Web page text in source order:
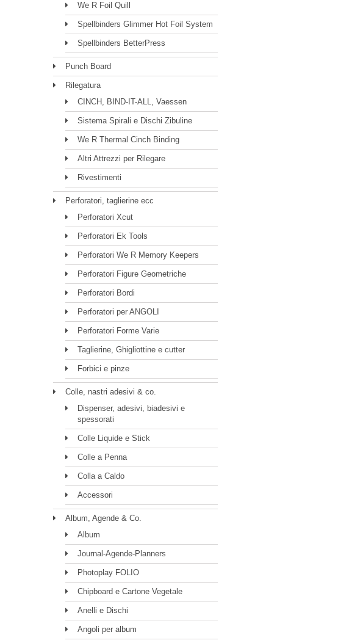
We R Foil Quill
Spellbinders Glimmer Hot Foil System
Spellbinders BetterPress
Punch Board
Rilegatura
CINCH, BIND-IT-ALL, Vaessen
Sistema Spirali e Dischi Zibuline
We R Thermal Cinch Binding
Altri Attrezzi per Rilegare
Rivestimenti
Perforatori, taglierine ecc
Perforatori Xcut
Perforatori Ek Tools
Perforatori We R Memory Keepers
Perforatori Figure Geometriche
Perforatori Bordi
Perforatori per ANGOLI
Perforatori Forme Varie
Taglierine, Ghigliottine e cutter
Forbici e pinze
Colle, nastri adesivi & co.
Dispenser, adesivi, biadesivi e
spessorati
Colle Liquide e Stick
Colle a Penna
Colla a Caldo
Accessori
Album, Agende & Co.
Album
Journal-Agende-Planners
Photoplay FOLIO
Chipboard e Cartone Vegetale
Anelli e Dischi
Angoli per album